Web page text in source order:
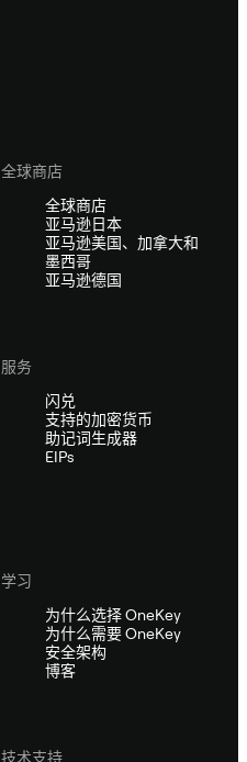
全球商店
全球商店
亚马逊日本
亚马逊美国、加拿大和
墨西哥
亚马逊德国
服务
闪兑
支持的加密货币
助记词生成器
EIPs
学习
为什么选择 OneKey
为什么需要 OneKey
安全架构
博客
技术支持